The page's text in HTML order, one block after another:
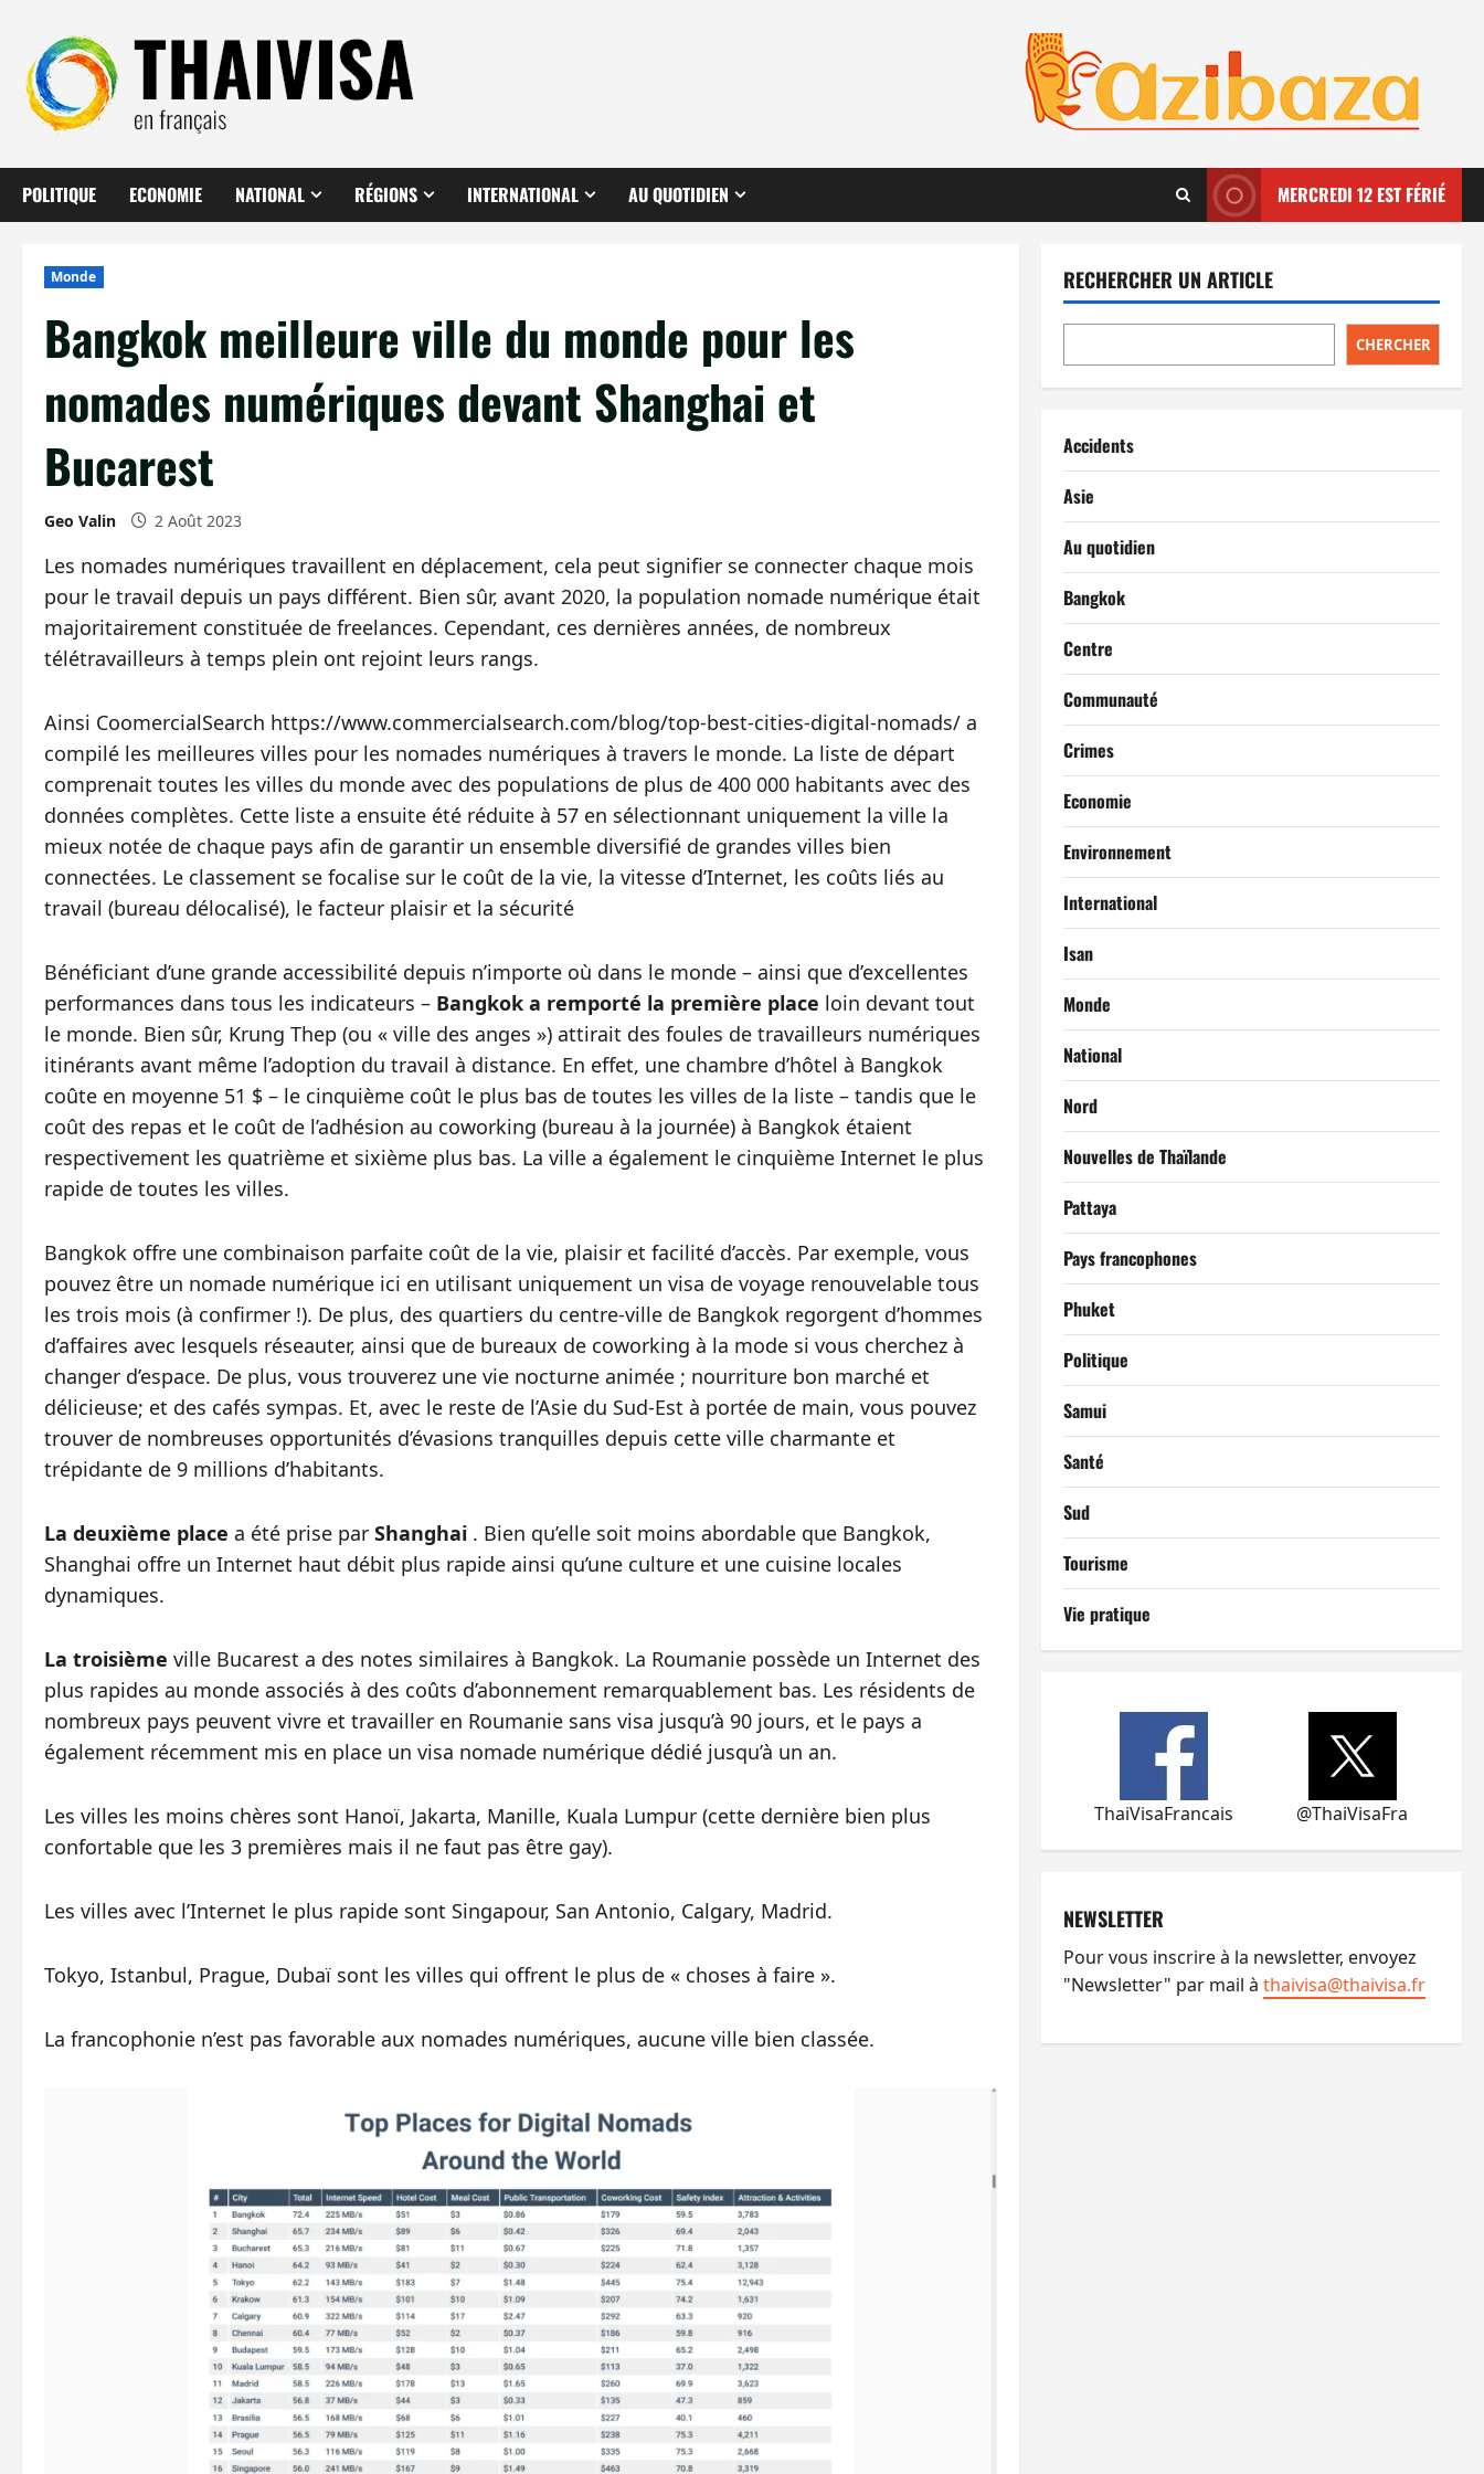
contenu
POLITIQUE ECONOMIE NATIONAL RÉGIONS INTERNATIONAL AU QUOTIDIEN MERCREDI 12 EST FÉRIÉ
Monde
Bangkok meilleure ville du monde pour les
nomades numériques devant Shanghai et
Bucarest
Geo Valin 2 Août 2023
Les nomades numériques travaillent en déplacement, cela peut signifier se connecter chaque mois
pour le travail depuis un pays différent. Bien sûr, avant 2020, la population nomade numérique était
majoritairement constituée de freelances. Cependant, ces dernières années, de nombreux
télétravailleurs à temps plein ont rejoint leurs rangs.
Ainsi CoomercialSearch https://www.commercialsearch.com/blog/top-best-cities-digital-nomads/ a
compilé les meilleures villes pour les nomades numériques à travers le monde. La liste de départ
comprenait toutes les villes du monde avec des populations de plus de 400 000 habitants avec des
données complètes. Cette liste a ensuite été réduite à 57 en sélectionnant uniquement la ville la
mieux notée de chaque pays afin de garantir un ensemble diversifié de grandes villes bien
connectées. Le classement se focalise sur le coût de la vie, la vitesse d’Internet, les coûts liés au
travail (bureau délocalisé), le facteur plaisir et la sécurité
Bénéficiant d’une grande accessibilité depuis n’importe où dans le monde – ainsi que d’excellentes
performances dans tous les indicateurs – Bangkok a remporté la première place loin devant tout
le monde. Bien sûr, Krung Thep (ou « ville des anges ») attirait des foules de travailleurs numériques
itinérants avant même l’adoption du travail à distance. En effet, une chambre d’hôtel à Bangkok
coûte en moyenne 51 $ – le cinquième coût le plus bas de toutes les villes de la liste – tandis que le
coût des repas et le coût de l’adhésion au coworking (bureau à la journée) à Bangkok étaient
respectivement les quatrième et sixième plus bas. La ville a également le cinquième Internet le plus
rapide de toutes les villes.
Bangkok offre une combinaison parfaite coût de la vie, plaisir et facilité d’accès. Par exemple, vous
pouvez être un nomade numérique ici en utilisant uniquement un visa de voyage renouvelable tous
les trois mois (à confirmer !). De plus, des quartiers du centre-ville de Bangkok regorgent d’hommes
d’affaires avec lesquels réseauter, ainsi que de bureaux de coworking à la mode si vous cherchez à
changer d’espace. De plus, vous trouverez une vie nocturne animée ; nourriture bon marché et
délicieuse; et des cafés sympas. Et, avec le reste de l’Asie du Sud-Est à portée de main, vous pouvez
trouver de nombreuses opportunités d’évasions tranquilles depuis cette ville charmante et
trépidante de 9 millions d’habitants.
La deuxième place a été prise par Shanghai . Bien qu’elle soit moins abordable que Bangkok,
Shanghai offre un Internet haut débit plus rapide ainsi qu’une culture et une cuisine locales
dynamiques.
La troisième ville Bucarest a des notes similaires à Bangkok. La Roumanie possède un Internet des
plus rapides au monde associés à des coûts d’abonnement remarquablement bas. Les résidents de
nombreux pays peuvent vivre et travailler en Roumanie sans visa jusqu’à 90 jours, et le pays a
également récemment mis en place un visa nomade numérique dédié jusqu’à un an.
Les villes les moins chères sont Hanoï, Jakarta, Manille, Kuala Lumpur (cette dernière bien plus
confortable que les 3 premières mais il ne faut pas être gay).
Les villes avec l’Internet le plus rapide sont Singapour, San Antonio, Calgary, Madrid.
Tokyo, Istanbul, Prague, Dubaï sont les villes qui offrent le plus de « choses à faire ».
La francophonie n’est pas favorable aux nomades numériques, aucune ville bien classée.
RECHERCHER UN ARTICLE
CHERCHER
Accidents
Asie
Au quotidien
Bangkok
Centre
Communauté
Crimes
Economie
Environnement
International
Isan
Monde
National
Nord
Nouvelles de Thaïlande
Pattaya
Pays francophones
Phuket
Politique
Samui
Santé
Sud
Tourisme
Vie pratique
ThaiVisaFrancais @ThaiVisaFra
NEWSLETTER
Pour vous inscrire à la newsletter, envoyez
"Newsletter" par mail à thaivisa@thaivisa.fr